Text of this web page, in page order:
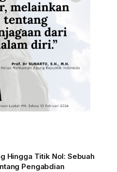
Hingga Titik Nol: Sebuah
Pengabdian